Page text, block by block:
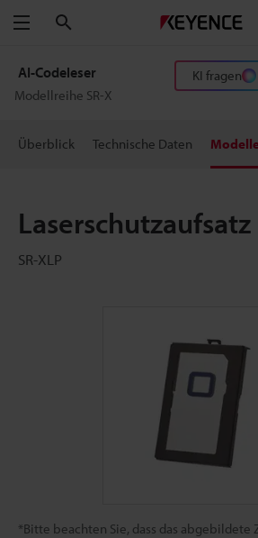
Menü
AI-Codeleser
Modellreihe SR-X
KI fragen
Überblick Technische Daten
Laserschutzaufsatz
SR-XLP
*Bitte beachten Sie, dass das abgebildete